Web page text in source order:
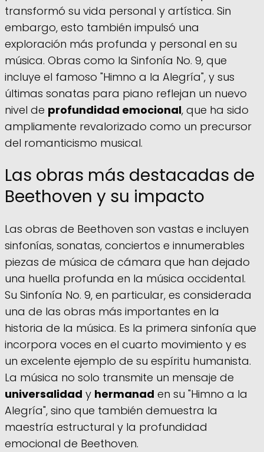
transformó su vida personal y artística. Sin
embargo, esto también impulsó una
exploración más profunda y personal en su
música. Obras como la Sinfonía No. 9, que
incluye el famoso "Himno a la Alegría", y sus
últimas sonatas para piano reflejan un nuevo
nivel de profundidad emocional, que ha sido
ampliamente revalorizado como un precursor
del romanticismo musical.
Las obras más destacadas de
Beethoven y su impacto
Las obras de Beethoven son vastas e incluyen
sinfonías, sonatas, conciertos e innumerables
piezas de música de cámara que han dejado
una huella profunda en la música occidental.
Su Sinfonía No. 9, en particular, es considerada
una de las obras más importantes en la
historia de la música. Es la primera sinfonía que
incorpora voces en el cuarto movimiento y es
un excelente ejemplo de su espíritu humanista.
La música no solo transmite un mensaje de
universalidad y hermanad en su "Himno a la
Alegría", sino que también demuestra la
maestría estructural y la profundidad
emocional de Beethoven.